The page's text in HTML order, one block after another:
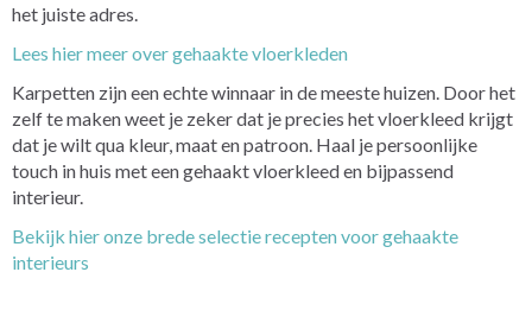
het juiste adres.
Lees hier meer over gehaakte vloerkleden
Karpetten zijn een echte winnaar in de meeste huizen. Door het
zelf te maken weet je zeker dat je precies het vloerkleed krijgt
dat je wilt qua kleur, maat en patroon. Haal je persoonlijke
touch in huis met een gehaakt vloerkleed en bijpassend
interieur.
Bekijk hier onze brede selectie recepten voor gehaakte
interieurs